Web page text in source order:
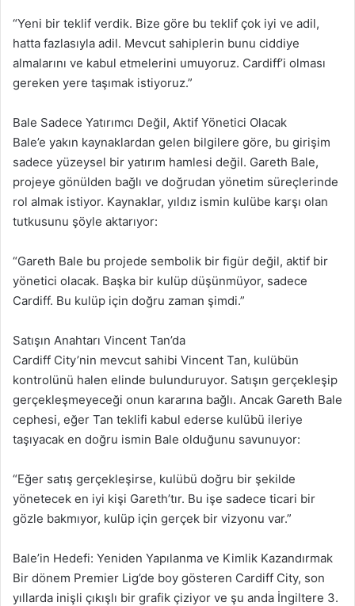
“Yeni bir teklif verdik. Bize göre bu teklif çok iyi ve adil,
hatta fazlasıyla adil. Mevcut sahiplerin bunu ciddiye
almalarını ve kabul etmelerini umuyoruz. Cardiff’i olması
gereken yere taşımak istiyoruz.”
Bale Sadece Yatırımcı Değil, Aktif Yönetici Olacak
Bale’e yakın kaynaklardan gelen bilgilere göre, bu girişim
sadece yüzeysel bir yatırım hamlesi değil. Gareth Bale,
projeye gönülden bağlı ve doğrudan yönetim süreçlerinde
rol almak istiyor. Kaynaklar, yıldız ismin kulübe karşı olan
tutkusunu şöyle aktarıyor:
“Gareth Bale bu projede sembolik bir figür değil, aktif bir
yönetici olacak. Başka bir kulüp düşünmüyor, sadece
Cardiff. Bu kulüp için doğru zaman şimdi.”
Satışın Anahtarı Vincent Tan’da
Cardiff City’nin mevcut sahibi Vincent Tan, kulübün
kontrolünü halen elinde bulunduruyor. Satışın gerçekleşip
gerçekleşmeyeceği onun kararına bağlı. Ancak Gareth Bale
cephesi, eğer Tan teklifi kabul ederse kulübü ileriye
taşıyacak en doğru ismin Bale olduğunu savunuyor:
“Eğer satış gerçekleşirse, kulübü doğru bir şekilde
yönetecek en iyi kişi Gareth’tır. Bu işe sadece ticari bir
gözle bakmıyor, kulüp için gerçek bir vizyonu var.”
Bale’in Hedefi: Yeniden Yapılanma ve Kimlik Kazandırmak
Bir dönem Premier Lig’de boy gösteren Cardiff City, son
yıllarda inişli çıkışlı bir grafik çiziyor ve şu anda İngiltere 3.